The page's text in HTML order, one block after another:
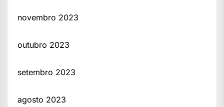
novembro 2023
outubro 2023
setembro 2023
agosto 2023